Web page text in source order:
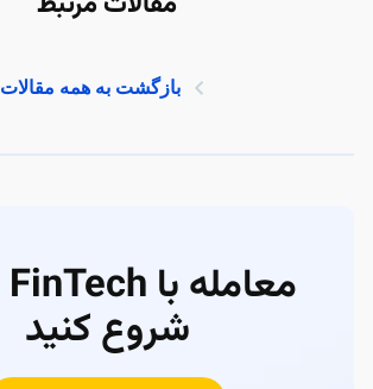
بازگشت به همه مقالات
شروع کنید